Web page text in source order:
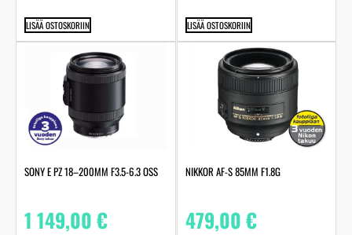
LISÄÄ OSTOSKORIIN LISÄÄ OSTOSKORIIN
SONY E PZ 18–200MM F3.5-6.3 OSS
1 149,00€
NIKKOR AF-S 85MM F1.8G
479,00€